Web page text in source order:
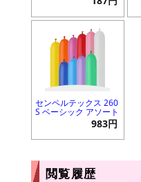
センペルテックス 260
S ベーシック アソート
983円
閲覧履歴